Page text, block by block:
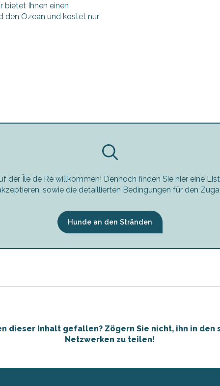
bietet Ihnen einen
den Ozean und kostet nur
der Île de Ré willkommen! Dennoch finden Sie hier eine
sowie die detaillierten Bedingungen für den
Hunde an den Stränden
dieser Inhalt gefallen? Zögern Sie nicht, ihn in den
Netzwerken zu teilen!